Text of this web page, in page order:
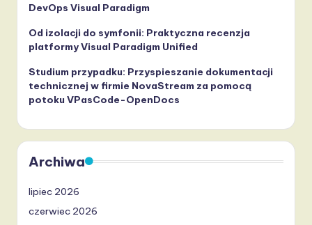
DevOps Visual Paradigm
Od izolacji do symfonii: Praktyczna recenzja
platformy Visual Paradigm Unified
Studium przypadku: Przyspieszanie dokumentacji
technicznej w firmie NovaStream za pomocą
potoku VPasCode-OpenDocs
Archiwa
lipiec 2026
czerwiec 2026